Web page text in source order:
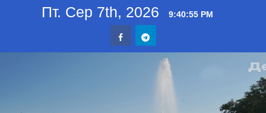
Пт. Сер 7th, 2026 9:40:56 PM